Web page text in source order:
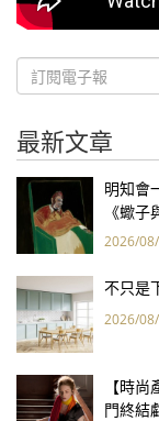
最新文章
明知會
《蠍
2026/
不只是
2026/
【時
門終結